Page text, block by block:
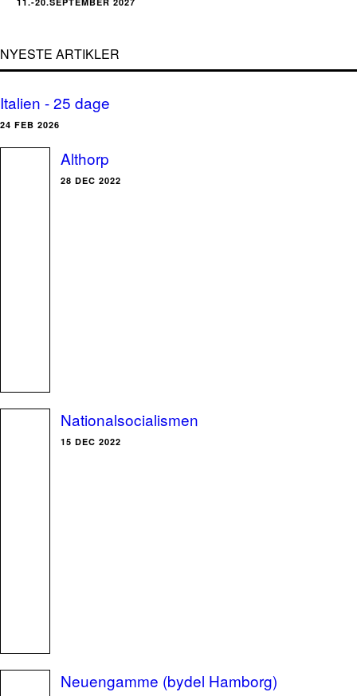
NYESTE ARTIKLER
Italien - 25 dage
24 FEB 2026
Althorp
28 DEC 2022
Nationalsocialismen
15 DEC 2022
Neuengamme (bydel Hamborg)